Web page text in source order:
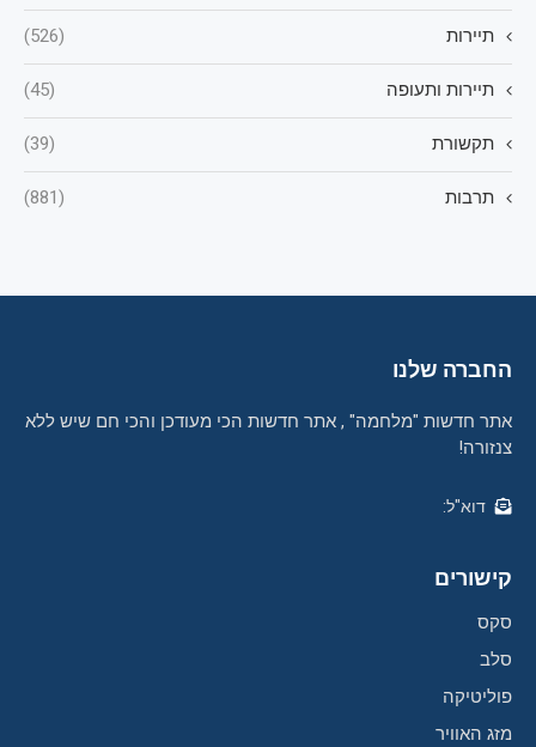
תיירות (526)
תיירות ותעופה (45)
תקשורת (39)
תרבות (881)
החברה שלנו
אתר חדשות "מלחמה" , אתר חדשות הכי מעודכן והכי חם שיש ללא
צנזורה!
דוא"ל:
קישורים
סקס
סלב
פוליטיקה
מזג האוויר